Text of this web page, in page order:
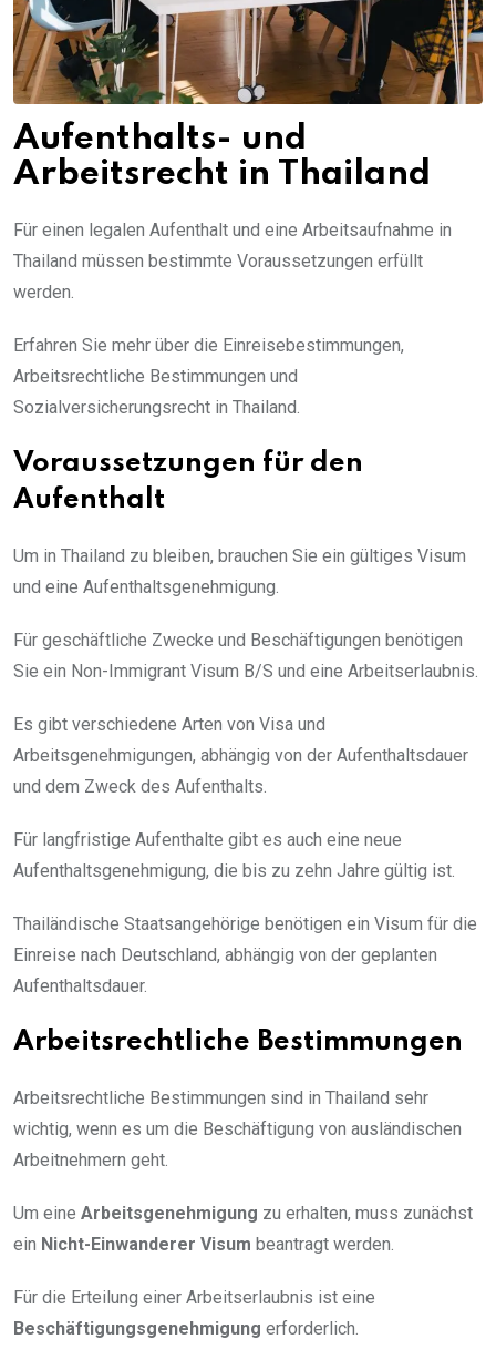
Aufenthalts- und
Arbeitsrecht in Thailand
Für einen legalen Aufenthalt und eine Arbeitsaufnahme in
Thailand müssen bestimmte Voraussetzungen erfüllt
werden.
Erfahren Sie mehr über die Einreisebestimmungen,
Arbeitsrechtliche Bestimmungen und
Sozialversicherungsrecht in Thailand.
Voraussetzungen für den
Aufenthalt
Um in Thailand zu bleiben, brauchen Sie ein gültiges Visum
und eine Aufenthaltsgenehmigung.
Für geschäftliche Zwecke und Beschäftigungen benötigen
Sie ein Non-Immigrant Visum B/S und eine Arbeitserlaubnis.
Es gibt verschiedene Arten von Visa und
Arbeitsgenehmigungen, abhängig von der Aufenthaltsdauer
und dem Zweck des Aufenthalts.
Für langfristige Aufenthalte gibt es auch eine neue
Aufenthaltsgenehmigung, die bis zu zehn Jahre gültig ist.
Thailändische Staatsangehörige benötigen ein Visum für die
Einreise nach Deutschland, abhängig von der geplanten
Aufenthaltsdauer.
Arbeitsrechtliche Bestimmungen
Arbeitsrechtliche Bestimmungen sind in Thailand sehr
wichtig, wenn es um die Beschäftigung von ausländischen
Arbeitnehmern geht.
Um eine Arbeitsgenehmigung zu erhalten, muss zunächst
ein Nicht-Einwanderer Visum beantragt werden.
Für die Erteilung einer Arbeitserlaubnis ist eine
Beschäftigungsgenehmigung erforderlich.